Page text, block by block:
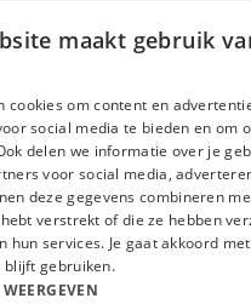
umowyl
maakt gebruik
cookies om content en
social media te bieden en om
delen we informatie over je
voor social media,
deze gegevens combineren
verstrekt of die ze hebben
hun services. Je gaat akkoord
blijft gebruiken.